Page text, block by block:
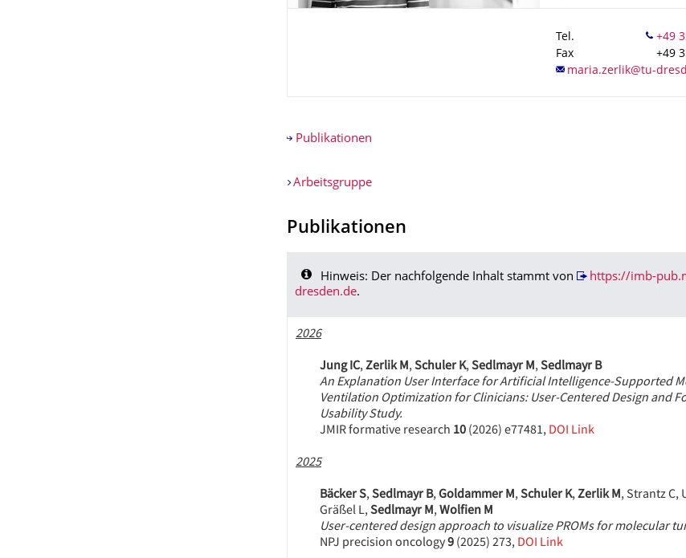
Tel.
Fax
+49
Publikationen
Arbeitsgruppe
Publikationen
Hinweis: Der nachfolgende Inhalt stammt von
https://imb-
dresden.de.